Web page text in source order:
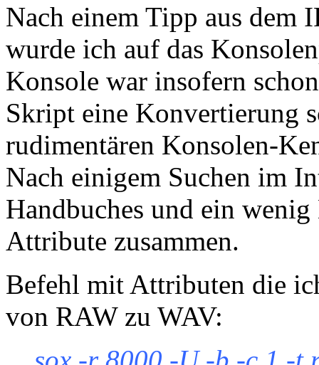
Nach einem Tipp aus dem
wurde ich auf das
Konsole war insofern
Skript eine Konvertierung
rudimentären Konsolen-
Nach einigem Suchen im
Handbuches und ein
Attribute zusammen.
Befehl mit Attributen die
von RAW zu WAV: